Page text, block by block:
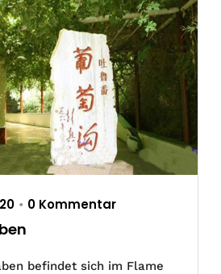
• 0 Kommentar
befindet sich im Flame